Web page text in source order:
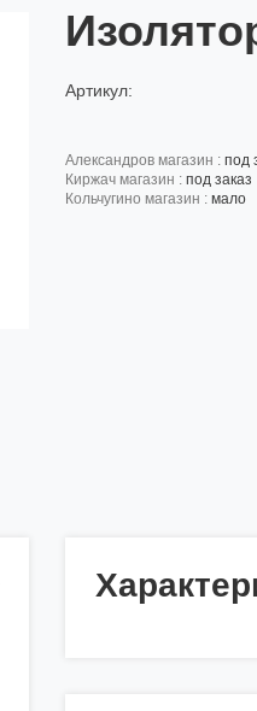
Артикул:
александров магазин : под
киржач магазин : под заказ
кольчугино магазин : мало